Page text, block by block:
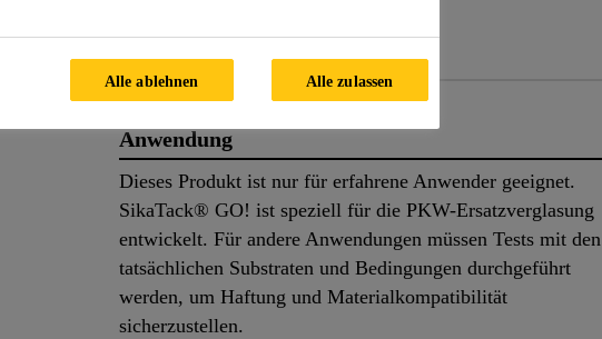
Applikation Dokumente
Anwendung
Dieses Produkt ist nur für erfahrene Anwender geeignet.
SikaTack® GO! ist speziell für die PKW-Ersatzverglasung
entwickelt. Für andere Anwendungen müssen Tests mit den
tatsächlichen Substraten und Bedingungen durchgeführt
werden, um Haftung und Materialkompatibilität
sicherzustellen.
Alle ablehnen Alle zulassen